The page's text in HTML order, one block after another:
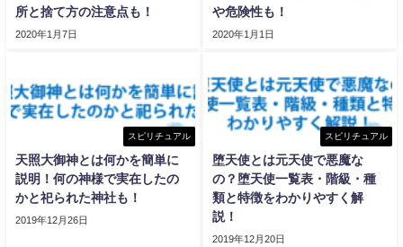
所と捨て方の注意点も！
2020年1月7日
や危険性も！
2020年1月1日
スピリチュアル
天照大御神とは何かを簡単に
説明！何の神様で実在したの
かと祀られた神社も！
2019年12月26日
スピリチュアル
堕天使とは元天使で悪魔な
の？堕天使一覧表・階級・種
類と特徴をわかりやすく解
説！
2019年12月20日